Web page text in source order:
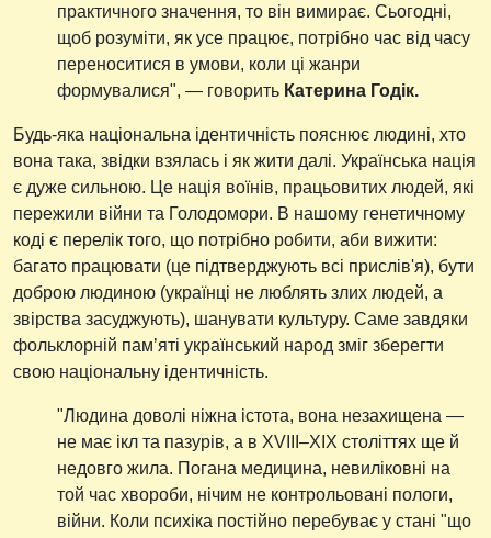
практичного значення, то він вимирає. Сьогодні,
щоб розуміти, як усе працює, потрібно час від часу
переноситися в умови, коли ці жанри
формувалися", — говорить Катерина Годік.
Будь-яка національна ідентичність пояснює людині, хто
вона така, звідки взялась і як жити далі. Українська нація
є дуже сильною. Це нація воїнів, працьовитих людей, які
пережили війни та Голодомори. В нашому генетичному
коді є перелік того, що потрібно робити, аби вижити:
багато працювати (це підтверджують всі прислів'я), бути
доброю людиною (українці не люблять злих людей, а
звірства засуджують), шанувати культуру. Саме завдяки
фольклорній пам’яті український народ зміг зберегти
свою національну ідентичність.
"Людина доволі ніжна істота, вона незахищена —
не має ікл та пазурів, а в XVIII–XIX століттях ще й
недовго жила. Погана медицина, невиліковні на
той час хвороби, нічим не контрольовані пологи,
війни. Коли психіка постійно перебуває у стані "що